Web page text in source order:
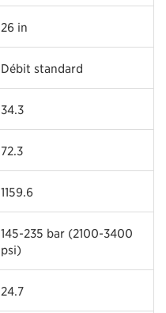
26 in
Débit standard
34.3
72.3
1159.6
145-235 bar (2100-3400
psi)
24.7